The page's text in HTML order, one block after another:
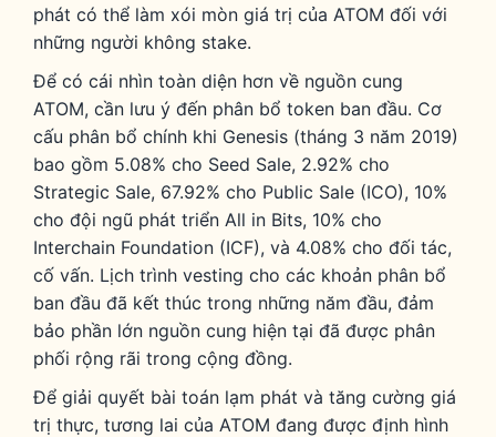
phát có thể làm xói mòn giá trị của ATOM đối với
những người không stake.
Để có cái nhìn toàn diện hơn về nguồn cung
ATOM, cần lưu ý đến phân bổ token ban đầu. Cơ
cấu phân bổ chính khi Genesis (tháng 3 năm 2019)
bao gồm 5.08% cho Seed Sale, 2.92% cho
Strategic Sale, 67.92% cho Public Sale (ICO), 10%
cho đội ngũ phát triển All in Bits, 10% cho
Interchain Foundation (ICF), và 4.08% cho đối tác,
cố vấn. Lịch trình vesting cho các khoản phân bổ
ban đầu đã kết thúc trong những năm đầu, đảm
bảo phần lớn nguồn cung hiện tại đã được phân
phối rộng rãi trong cộng đồng.
Để giải quyết bài toán lạm phát và tăng cường giá
trị thực, tương lai của ATOM đang được định hình